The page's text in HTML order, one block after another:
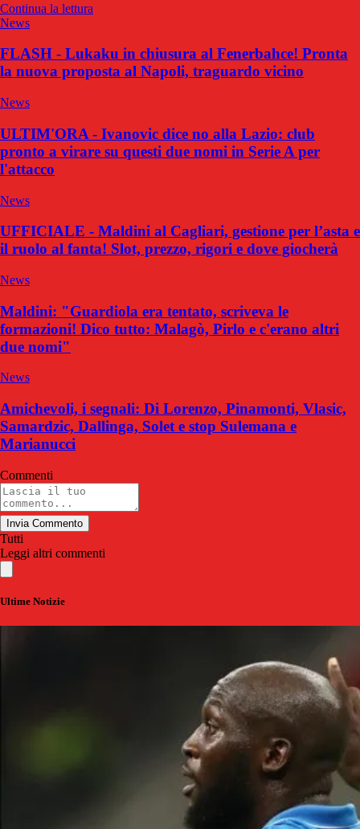
Continua la lettura
News
FLASH - Lukaku in chiusura al Fenerbahce! Pronta
la nuova proposta al Napoli, traguardo vicino
News
ULTIM'ORA - Ivanovic dice no alla Lazio: club
pronto a virare su questi due nomi in Serie A per
l'attacco
News
UFFICIALE - Maldini al Cagliari, gestione per l’asta e
il ruolo al fanta! Slot, prezzo, rigori e dove giocherà
News
Maldini: "Guardiola era tentato, scriveva le
formazioni! Dico tutto: Malagò, Pirlo e c'erano altri
due nomi"
News
Amichevoli, i segnali: Di Lorenzo, Pinamonti, Vlasic,
Samardzic, Dallinga, Solet e stop Sulemana e
Marianucci
Commenti
Invia Commento
Tutti
Leggi altri commenti
Ultime Notizie